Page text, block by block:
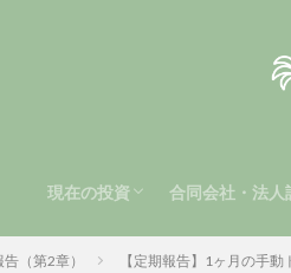
現在の投資
手動トラリピ（第2章）
運用報告（第2章）
合同会社・法人
（第2章） 【定期報告】1ヶ月の手